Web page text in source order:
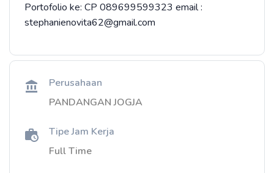
Portofolio ke: CP 089699599323 email :
stephanienovita62@gmail.com
Perusahaan
PANDANGAN JOGJA
Tipe Jam Kerja
Full Time